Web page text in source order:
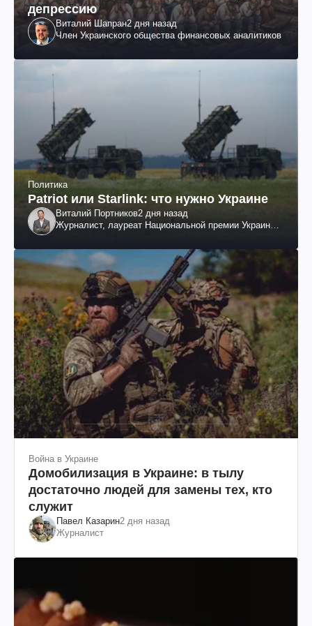
депрессию
Виталий Шапран2 дня назад
Член Украинского общества финансовых аналитиков
Политика
Patriot или Starlink: что нужно Украине
Виталий Портников2 дня назад
Журналист, лауреат Национальной премии Украины
Война в Украине
Домобилизация в Украине: в тылу
достаточно людей для замены тех, кто
служит
Павел Казарин2 дня назад
Журналист